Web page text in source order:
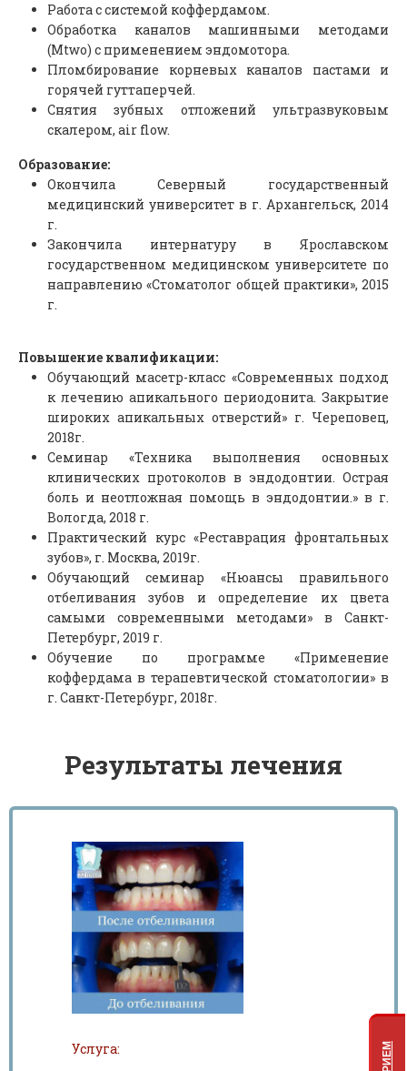
Работа с системой коффердамом.
Обработка каналов машинными методами
(Mtwo) с применением эндомотора.
Пломбирование корневых каналов пастами и
горячей гуттаперчей.
Снятия зубных отложений ультразвуковым
скалером, air flow.
Образование:
Окончила Северный государственный
медицинский университет в г. Архангельск, 2014
г.
Закончила интернатуру в Ярославском
государственном медицинском университете по
направлению «Стоматолог общей практики», 2015
г.
Повышение квалификации:
Обучающий масетр-класс «Современных подход
к лечению апикального периодонита. Закрытие
широких апикальных отверстий» г. Череповец,
2018г.
Семинар «Техника выполнения основных
клинических протоколов в эндодонтии. Острая
боль и неотложная помощь в эндодонтии.» в г.
Вологда, 2018 г.
Практический курс «Реставрация фронтальных
зубов», г. Москва, 2019г.
Обучающий семинар «Нюансы правильного
отбеливания зубов и определение их цвета
самыми современными методами» в Санкт-
Петербург, 2019 г.
Обучение по программе «Применение
коффердама в терапевтической стоматологии» в
г. Санкт-Петербург, 2018г.
Результаты лечения
Услуга: